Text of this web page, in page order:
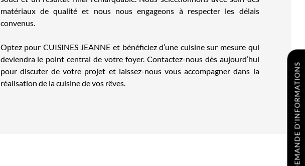
matériaux de qualité et nous nous engageons à respecter les délais
convenus.
Optez pour CUISINES JEANNE et bénéficiez d’une cuisine sur mesure qui
deviendra le point central de votre foyer. Contactez-nous dès aujourd’hui
pour discuter de votre projet et laissez-nous vous accompagner dans la
réalisation de la cuisine de vos rêves.
DEMANDE D'INFORMATIONS